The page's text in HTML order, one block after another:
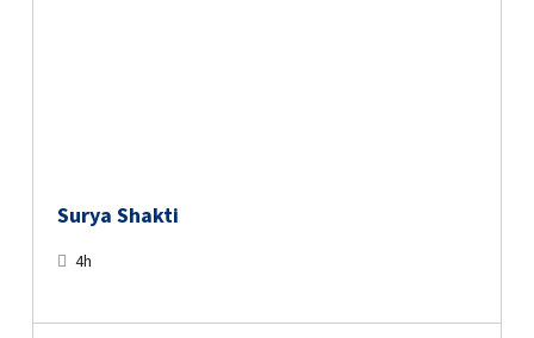
Surya Shakti
4h